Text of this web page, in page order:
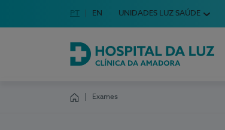
Escolha o seu idioma
Idioma em Português
PT English Language
EN UNIDADES LUZ SAÚDE
Hospital da Luz Clínica da Amadora
Exames